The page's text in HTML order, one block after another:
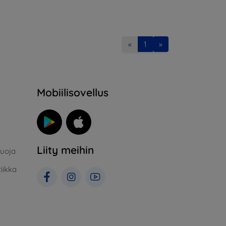
« 1 »
Mobiilisovellus
Liity meihin